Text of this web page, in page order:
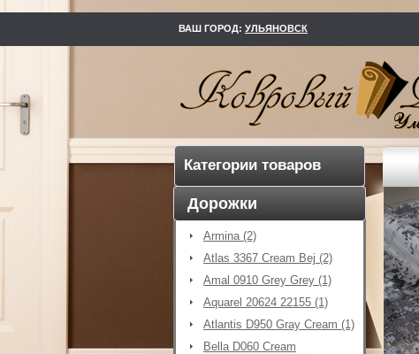
ВАШ ГОРОД: УЛЬЯНОВСК
Категории товаров
Дорожки
Armina (2)
Atlas 3367 Cream Bej (2)
Amal 0910 Grey Grey (1)
Aquarel 20624 22155 (1)
Atlantis D950 Gray Cream (1)
Bella D060 Cream